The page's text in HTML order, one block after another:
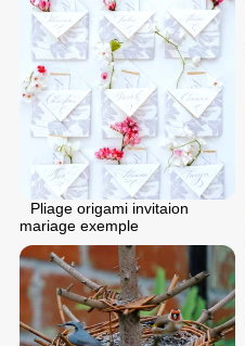
Pliage origami invitaion
mariage exemple